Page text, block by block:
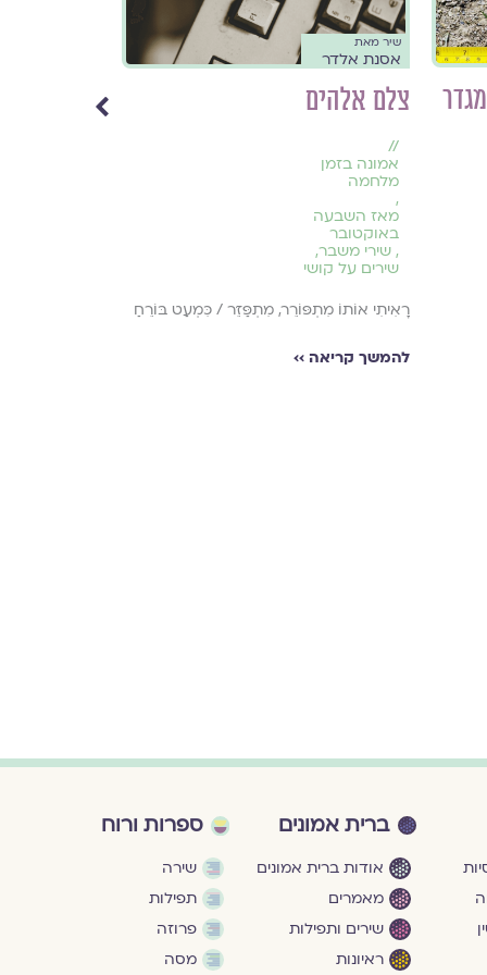
שיר מאת
אסנת אלדר
צלם אלהים
//
אמונה בזמן
מלחמה
,
מאז השבעה
באוקטובר
, שירי משבר,
שירים על קושי
רָאִיתִי אוֹתוֹ מִתְפּוֹרֵר, מִתְפַּזֵּר / כִּמְעַט בּוֹרֵחַ
להמשך קריאה ››
על חטא
ברית אמונים
אודות ברית אמונים
מאמרים
שירים ותפילות
ראיונות
ספרות ורוח
שירה
תפילות
פרוזה
מסה